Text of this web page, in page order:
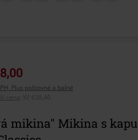
Plus poštovné a balné
cena
Kč 638,40
mikina" Mikina s